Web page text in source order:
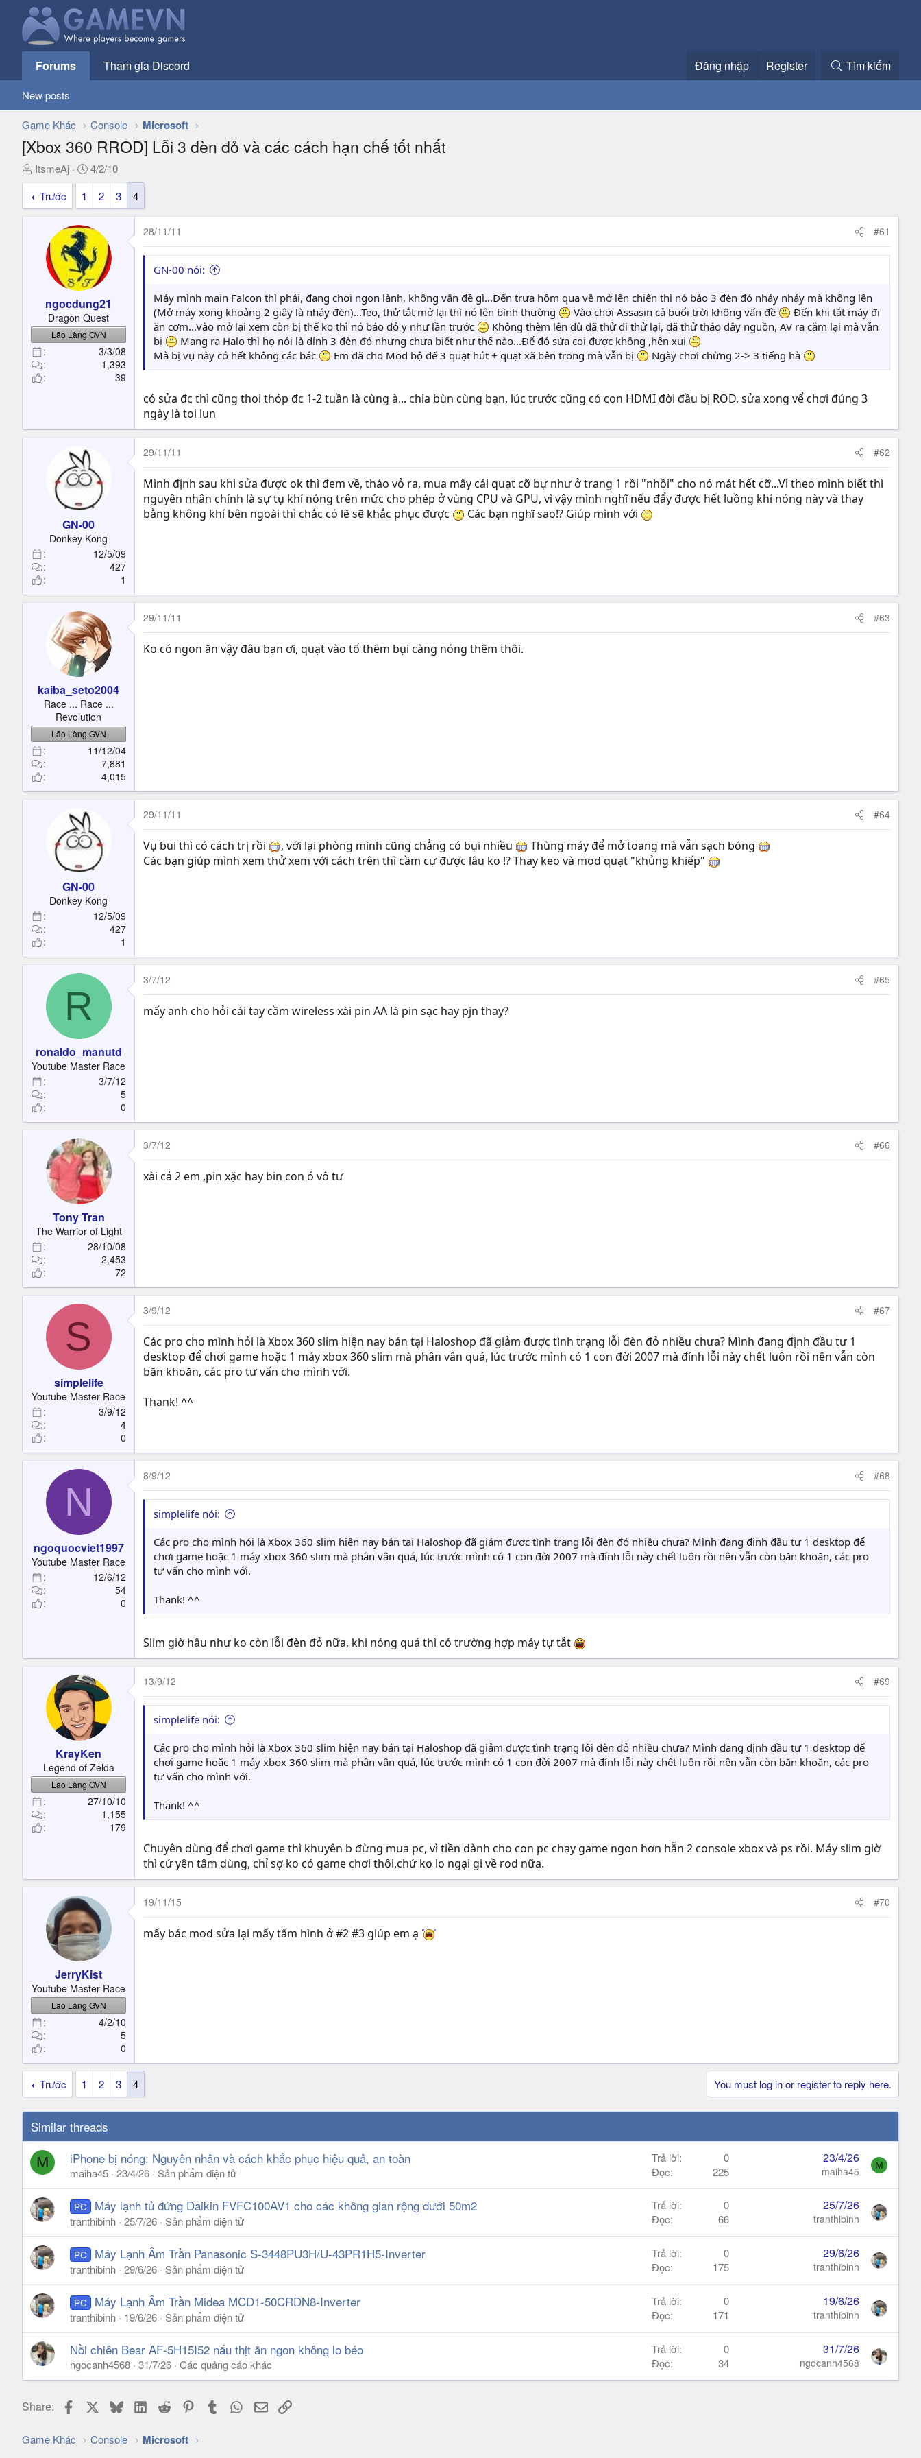
Forums Tham gia Discord Đăng nhập Register Tìm kiếm
New posts
Game Khác Console Microsoft
[Xbox 360 RROD] Lỗi 3 đèn đỏ và các cách hạn chế tốt nhất
T
h
e
e
r
ItsmeAj
N
g
y
g
ử
i
4/2/10
Trước
1 2 3 4
ngocdung21
Dragon Quest
Lão Làng GVN
3/3/08
1,393
39
28/11/11 #61
GN-00 nói:
Máy mình main Falcon thì phải, đang chơi ngon lành, không vấn đề gì...Đến trưa hôm qua về mở lên chiến thì nó báo 3 đèn đỏ nháy nháy mà không lên
(Mở máy xong khoảng 2 giây là nháy đèn)...Teo, thử tắt mở lại thì nó lên bình thường
Vào chơi Assasin cả buổi trời không vấn đề
Đến khi tắt máy đi
ăn cơm...Vào mở lại xem còn bị thế ko thì nó báo đỏ y như lần trước
Không thèm lên dù đã thử đi thử lại, đã thử tháo dây nguồn, AV ra cắm lại mà vẫn
bị
Mang ra Halo thì họ nói là dính 3 đèn đỏ nhưng chưa biết như thế nào...Để đó sửa coi được không ,hên xui
Mà bị vụ này có hết không các bác
Em đã cho Mod bộ đế 3 quạt hút + quạt xã bên trong mà vẫn bị Ngày chơi chừng 2-> 3 tiếng hà
có sửa đc thì cũng thoi thóp đc 1-2 tuần là cùng à... chia bùn cùng bạn, lúc trước cũng có con HDMI đời đầu bị ROD, sửa xong vể chơi đúng 3
ngày là toi lun
GN-00
Donkey Kong
12/5/09
427
1
29/11/11 #62
Mình định sau khi sửa được ok thì đem về, tháo vỏ ra, mua mấy cái quạt cỡ bự như ở trang 1 rồi "nhồi" cho nó mát hết cỡ...Vì theo mình biết thì
nguyên nhân chính là sự tụ khí nóng trên mức cho phép ở vùng CPU và GPU, vì vậy mình nghĩ nếu đẩy được hết luồng khí nóng này và thay
bằng không khí bên ngoài thì chắc có lẽ sẽ khắc phục được
Các bạn nghĩ sao!? Giúp mình với
kaiba_seto2004
Race ... Race ...
Revolution
Lão Làng GVN
11/12/04
7,881
4,015
29/11/11 #63
Ko có ngon ăn vậy đâu bạn ơi, quạt vào tổ thêm bụi càng nóng thêm thôi.
GN-00
Donkey Kong
12/5/09
427
1
29/11/11 #64
Vụ bui thì có cách trị rồi , với lại phòng mình cũng chẳng có bụi nhiều
Thùng máy để mở toang mà vẫn sạch bóng
Các bạn giúp mình xem thử xem với cách trên thì cầm cự được lâu ko !? Thay keo và mod quạt "khủng khiếp"
R
ronaldo_manutd
Youtube Master Race
3/7/12
5
0
3/7/12 #65
mấy anh cho hỏi cái tay cầm wireless xài pin AA là pin sạc hay pjn thay?
Tony Tran
The Warrior of Light
28/10/08
2,453
72
3/7/12 #66
xài cả 2 em ,pin xặc hay bin con ó vô tư
S
simplelife
Youtube Master Race
3/9/12
4
0
3/9/12 #67
Các pro cho mình hỏi là Xbox 360 slim hiện nay bán tại Haloshop đã giảm được tình trạng lỗi đèn đỏ nhiều chưa? Mình đang định đầu tư 1
desktop để chơi game hoặc 1 máy xbox 360 slim mà phân vân quá, lúc trước mình có 1 con đời 2007 mà đính lỗi này chết luôn rồi nên vẫn còn
băn khoăn, các pro tư vấn cho mình với.
Thank! ^^
N
ngoquocviet1997
Youtube Master Race
12/6/12
54
0
8/9/12 #68
simplelife nói:
Các pro cho mình hỏi là Xbox 360 slim hiện nay bán tại Haloshop đã giảm được tình trạng lỗi đèn đỏ nhiều chưa? Mình đang định đầu tư 1 desktop để
chơi game hoặc 1 máy xbox 360 slim mà phân vân quá, lúc trước mình có 1 con đời 2007 mà đính lỗi này chết luôn rồi nên vẫn còn băn khoăn, các pro
tư vấn cho mình với.
Thank! ^^
Slim giờ hầu như ko còn lỗi đèn đỏ nữa, khi nóng quá thì có trường hợp máy tự tắt
KrayKen
Legend of Zelda
Lão Làng GVN
27/10/10
1,155
179
13/9/12 #69
simplelife nói:
Các pro cho mình hỏi là Xbox 360 slim hiện nay bán tại Haloshop đã giảm được tình trạng lỗi đèn đỏ nhiều chưa? Mình đang định đầu tư 1 desktop để
chơi game hoặc 1 máy xbox 360 slim mà phân vân quá, lúc trước mình có 1 con đời 2007 mà đính lỗi này chết luôn rồi nên vẫn còn băn khoăn, các pro
tư vấn cho mình với.
Thank! ^^
Chuyên dùng để chơi game thì khuyên b đừng mua pc, vì tiền dành cho con pc chạy game ngon hơn hẵn 2 console xbox và ps rồi. Máy slim giờ
thì cứ yên tâm dùng, chỉ sợ ko có game chơi thôi,chứ ko lo ngại gi về rod nữa.
JerryKist
Youtube Master Race
Lão Làng GVN
4/2/10
5
0
19/11/15 #70
mấy bác mod sửa lại mấy tấm hình ở #2 #3 giúp em ạ
Trước 1 2 3 4 You must log in or register to reply here.
Similar threads
M iPhone bị nóng: Nguyên nhân và cách khắc phục hiệu quả, an toàn
maiha45 23/4/26 Sản phẩm điện tử
Trả lời
0
Đọc
225
23/4/26
maiha45 M
PC Máy lạnh tủ đứng Daikin FVFC100AV1 cho các không gian rộng dưới 50m2
tranthibinh 25/7/26 Sản phẩm điện tử
Trả lời
0
Đọc
66
25/7/26
tranthibinh
PC Máy Lạnh Âm Trần Panasonic S-3448PU3H/U-43PR1H5-Inverter
tranthibinh 29/6/26 Sản phẩm điện tử
Trả lời
0
Đọc
175
29/6/26
tranthibinh
PC Máy Lạnh Âm Trần Midea MCD1-50CRDN8-Inverter
tranthibinh 19/6/26 Sản phẩm điện tử
Trả lời
0
Đọc
171
19/6/26
tranthibinh
Nồi chiên Bear AF-5H15I52 nấu thịt ăn ngon không lo béo
ngocanh4568 31/7/26 Các quảng cáo khác
Trả lời
0
Đọc
34
31/7/26
ngocanh4568
Share: FacebookBlueskyLinkedIn
Reddit Pinterest
Tumblr WhatsApp
EmailLink
Game Khác Console Microsoft